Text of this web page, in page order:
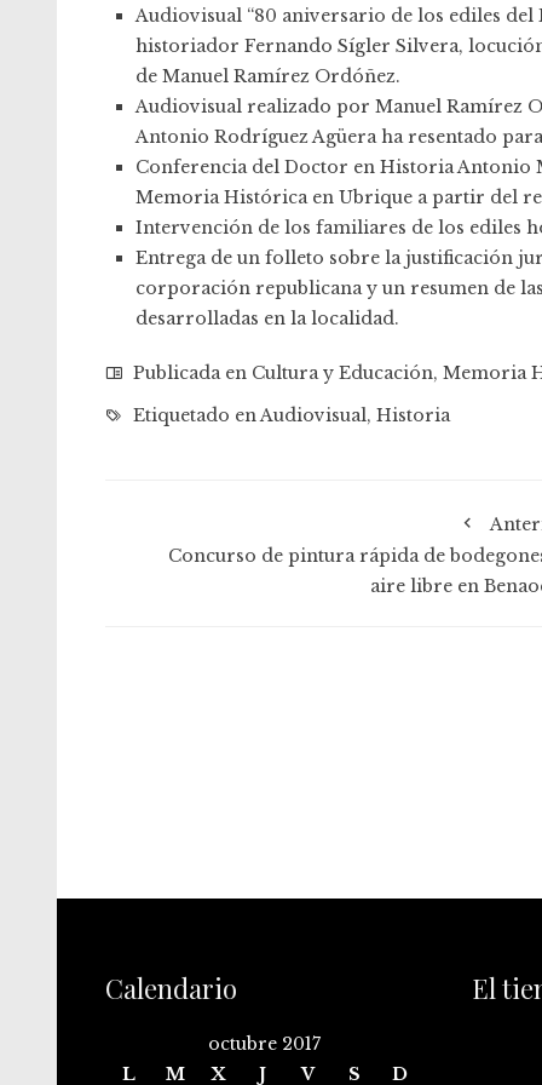
Audiovisual “80 aniversario de los ediles
historiador Fernando Sígler Silvera,
de Manuel Ramírez Ordóñez.
Audiovisual realizado por Manuel Ramírez
Antonio Rodríguez Agüera ha resentado
Conferencia del Doctor en Historia Antonio
Memoria Histórica en Ubrique a partir del
Intervención de los familiares de los ediles
Entrega de un folleto sobre la justificación
corporación republicana y un resumen de
desarrolladas en la localidad.
Publicada en Cultura y Educación, Memoria
Etiquetado enAudiovisual, Historia
Concurso de pintura rápida de
aire libre en
Calendario
octubre 2017
L
M X J V S D
El